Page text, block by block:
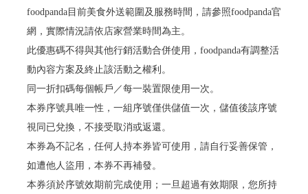
foodpanda目前美食外送範圍及服務時間，請參照foodpanda官
網，實際情況請依店家營業時間為主。
此優惠碼不得與其他行銷活動合併使用，foodpanda有調整活
動內容方案及終止該活動之權利。
同一折扣碼每個帳戶／每一裝置限使用一次。
本券序號具唯一性，一組序號僅供儲值一次，儲值後該序號
視同已兌換，不接受取消或返還。
本券為不記名，任何人持本券皆可使用，請自行妥善保管，
如遭他人盜用，本券不再補發。
本券須於序號效期前完成使用；一旦超過有效期限，您所持